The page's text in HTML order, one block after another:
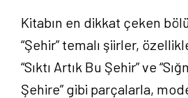
Kitabın en dikkat çeken
“Şehir” temalı şiirler,
“Sıktı Artık Bu Şehir” ve
Şehire” gibi parçalarla,